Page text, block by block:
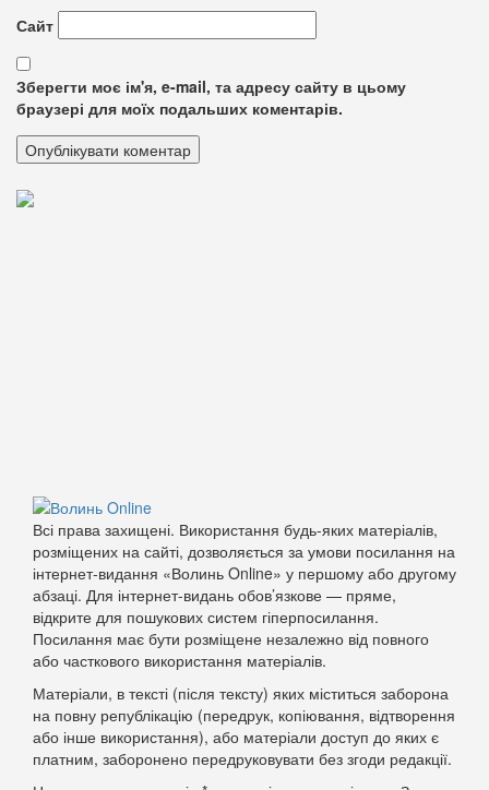
Сайт
Зберегти моє ім'я, e-mail, та адресу сайту в цьому
браузері для моїх подальших коментарів.
Всі права захищені. Використання будь-яких матеріалів,
розміщених на сайті, дозволяється за умови посилання на
інтернет-видання «Волинь Online» у першому або другому
абзаці. Для інтернет-видань обов’язкове — пряме,
відкрите для пошукових систем гіперпосилання.
Посилання має бути розміщене незалежно від повного
або часткового використання матеріалів.
Матеріали, в тексті (після тексту) яких міститься заборона
на повну републікацію (передрук, копіювання, відтворення
або інше використання), або матеріали доступ до яких є
платним, заборонено передруковувати без згоди редакції.